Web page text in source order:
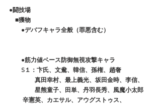
●闘技場
■獲物
●デバフキャラ全般（罪悪含む）
●筋力値ベース防御無視攻撃キャラ
S１：卞氏、文鴦、韓信、孫権、趙奢
真田幸村、最上義光、坂田金時、李信、
星熊童子、田単、丹羽長秀、風魔小太郎
         辛憲英、カエサル、アウグストゥス、